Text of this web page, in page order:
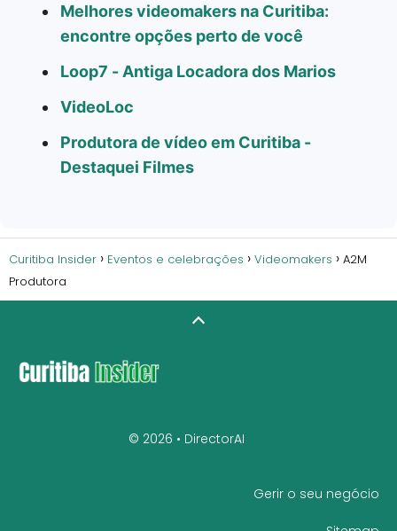
Melhores videomakers na Curitiba:
encontre opções perto de você
Loop7 - Antiga Locadora dos Marios
VideoLoc
Produtora de vídeo em Curitiba -
Destaquei Filmes
Curitiba Insider Eventos e celebrações Videomakers
A2M
Produtora
© 2026 • DirectorAI
Gerir o seu negócio